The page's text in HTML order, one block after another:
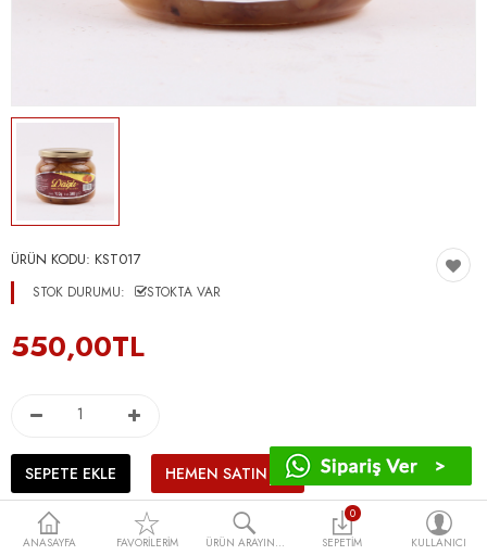
ANASAYFA FAVORILERIM ÜRÜN ARAYIN...
0
SEPETIM
KULLANICI
ÜRÜN KODU: KST017
STOK DURUMU: STOKTA VAR
550,00TL